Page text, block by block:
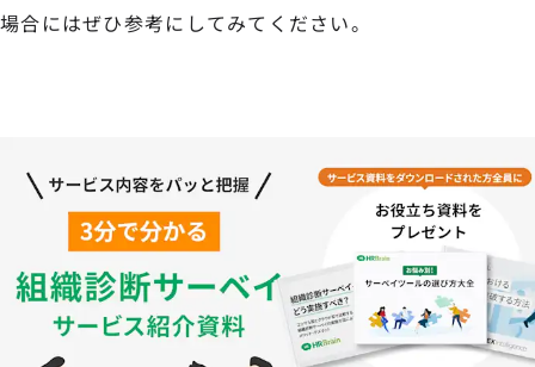
場合にはぜひ参考にしてみてください。